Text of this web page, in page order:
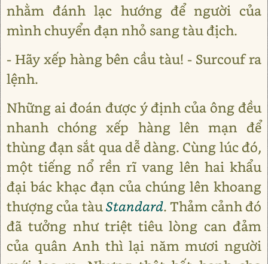
nhằm đánh lạc hướng để người của
mình chuyển đạn nhỏ sang tàu địch.
- Hãy xếp hàng bên cầu tàu! - Surcouf ra
lệnh.
Những ai đoán được ý định của ông đều
nhanh chóng xếp hàng lên mạn để
thùng đạn sắt qua dễ dàng. Cùng lúc đó,
một tiếng nổ rền rĩ vang lên hai khẩu
đại bác khạc đạn của chúng lên khoang
thượng của tàuStandard. Thảm cảnh đó
đã tưởng như triệt tiêu lòng can đảm
của quân Anh thì lại năm mươi người